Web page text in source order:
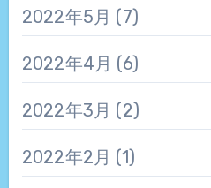
2022年5月 (7)
2022年4月 (6)
2022年3月 (2)
2022年2月 (1)